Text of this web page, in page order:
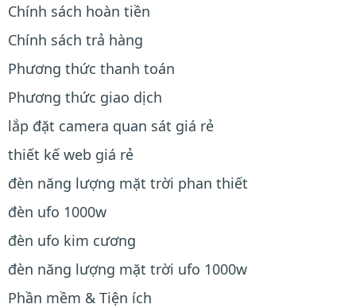
Chính sách hoàn tiền
Chính sách trả hàng
Phương thức thanh toán
Phương thức giao dịch
lắp đặt camera quan sát giá rẻ
thiết kế web giá rẻ
đèn năng lượng mặt trời phan thiết
đèn ufo 1000w
đèn ufo kim cương
đèn năng lượng mặt trời ufo 1000w
Phần mềm & Tiện ích